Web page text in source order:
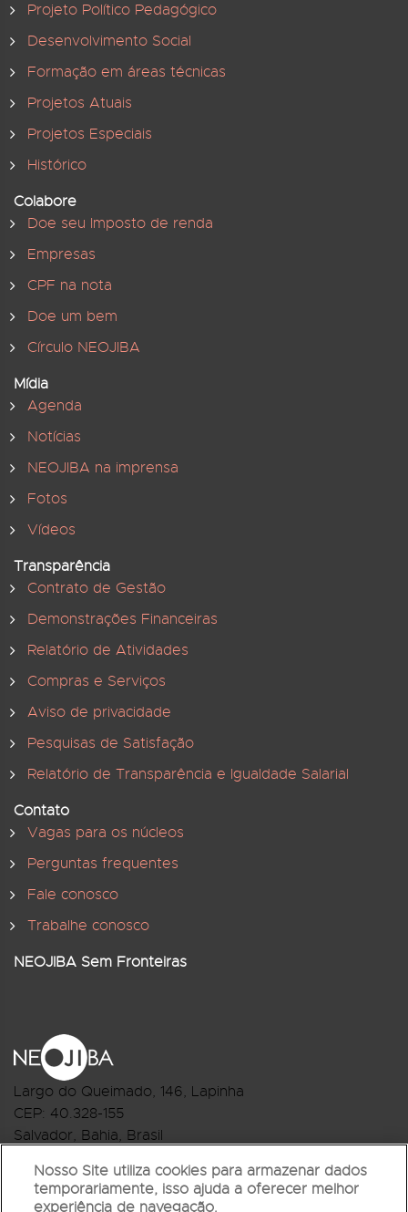
Projeto Político Pedagógico
Desenvolvimento Social
Formação em áreas técnicas
Projetos Atuais
Projetos Especiais
Histórico
Colabore
Doe seu Imposto de renda
Empresas
CPF na nota
Doe um bem
Círculo NEOJIBA
Mídia
Agenda
Notícias
NEOJIBA na imprensa
Fotos
Vídeos
Transparência
Contrato de Gestão
Demonstrações Financeiras
Relatório de Atividades
Compras e Serviços
Aviso de privacidade
Pesquisas de Satisfação
Relatório de Transparência e Igualdade Salarial
Contato
Vagas para os núcleos
Perguntas frequentes
Fale conosco
Trabalhe conosco
NEOJIBA Sem Fronteiras
Largo do Queimado, 146, Lapinha
CEP: 40.328-155
Salvador, Bahia, Brasil
R.Monte Castelo Nº 62, Bairro Barbalho
Nosso Site utiliza cookies para armazenar dados
temporariamente, isso ajuda a oferecer melhor
experiência de navegação.